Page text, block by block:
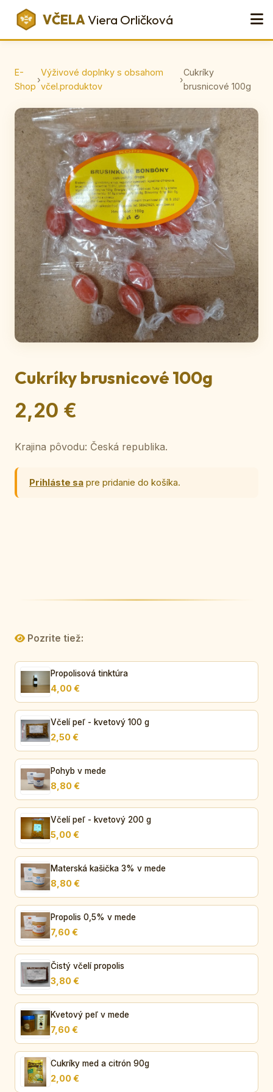
VČELAViera Orličková
E-
Shop
›
Výživové doplnky s obsahom
včel.produktov
›
Cukríky
brusnicové 100g
Cukríky brusnicové 100g
2,20 €
Krajina pôvodu: Česká republika.
Prihláste sa pre pridanie do košíka.
Pozrite tiež:
Propolisová tinktúra
4,00 €
Včelí peľ - kvetový 100 g
2,50 €
Pohyb v mede
8,80 €
Včelí peľ - kvetový 200 g
5,00 €
Materská kašička 3% v mede
8,80 €
Propolis 0,5% v mede
7,60 €
Čistý včelí propolis
3,80 €
Kvetový peľ v mede
7,60 €
Cukríky med a citrón 90g
2,00 €